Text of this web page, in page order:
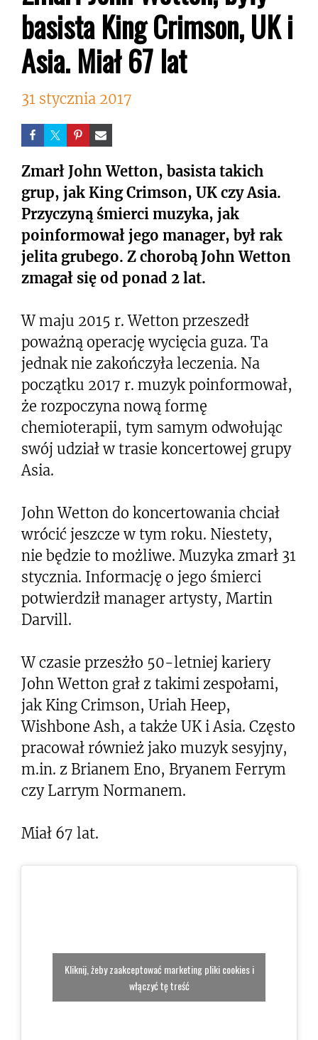
basista King Crimson, UK i
Asia. Miał 67 lat
31 stycznia 2017
Zmarł John Wetton, basista takich
grup, jak King Crimson, UK czy Asia.
Przyczyną śmierci muzyka, jak
poinformował jego manager, był rak
jelita grubego. Z chorobą John Wetton
zmagał się od ponad 2 lat.
W maju 2015 r. Wetton przeszedł
poważną operację wycięcia guza. Ta
jednak nie zakończyła leczenia. Na
początku 2017 r. muzyk poinformował,
że rozpoczyna nową formę
chemioterapii, tym samym odwołując
swój udział w trasie koncertowej grupy
Asia.
John Wetton do koncertowania chciał
wrócić jeszcze w tym roku. Niestety,
nie będzie to możliwe. Muzyka zmarł 31
stycznia. Informację o jego śmierci
potwierdził manager artysty, Martin
Darvill.
W czasie przesżło 50-letniej kariery
John Wetton grał z takimi zespołami,
jak King Crimson, Uriah Heep,
Wishbone Ash, a także UK i Asia. Często
pracował również jako muzyk sesyjny,
m.in. z Brianem Eno, Bryanem Ferrym
czy Larrym Normanem.
Miał 67 lat.
Kliknij, żeby zaakceptować marketing pliki cookies i
włączyć tę treść